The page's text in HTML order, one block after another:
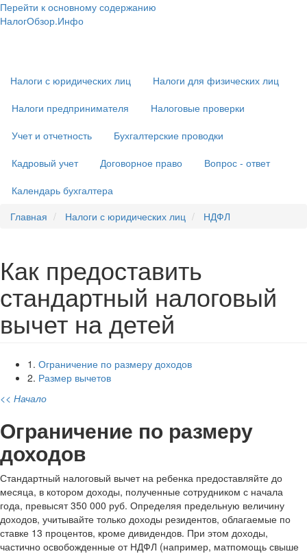
Перейти к основному содержанию
НалогОбзор.Инфо
Налоги с юридических лиц
Налоги для физических лиц
Налоги предпринимателя
Налоговые проверки
Учет и отчетность
Бухгалтерские проводки
Кадровый учет
Договорное право
Вопрос - ответ
Календарь бухгалтера
Главная
Налоги с юридических лиц НДФЛ
Как предоставить
стандартный налоговый
вычет на детей
1. Ограничение по размеру доходов
2. Размер вычетов
<< Начало
Ограничение по размеру
доходов
Стандартный налоговый вычет на ребенка предоставляйте до
месяца, в котором доходы, полученные сотрудником с начала
года, превысят 350 000 руб. Определяя предельную величину
доходов, учитывайте только доходы резидентов, облагаемые по
ставке 13 процентов, кроме дивидендов. При этом доходы,
частично освобожденные от НДФЛ (например, матпомощь свыше